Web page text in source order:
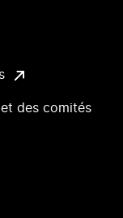
des comités